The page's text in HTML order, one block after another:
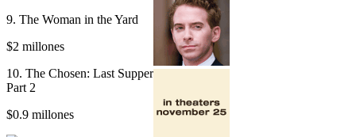
9. The Woman in the Yard
$2 millones
10. The Chosen: Last Supper
Part 2
$0.9 millones